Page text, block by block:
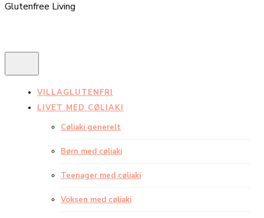
Glutenfree Living
VILLAGLUTENFRI
LIVET MED CØLIAKI
Cøliaki generelt
Børn med cøliaki
Teenager med cøliaki
Voksen med cøliaki